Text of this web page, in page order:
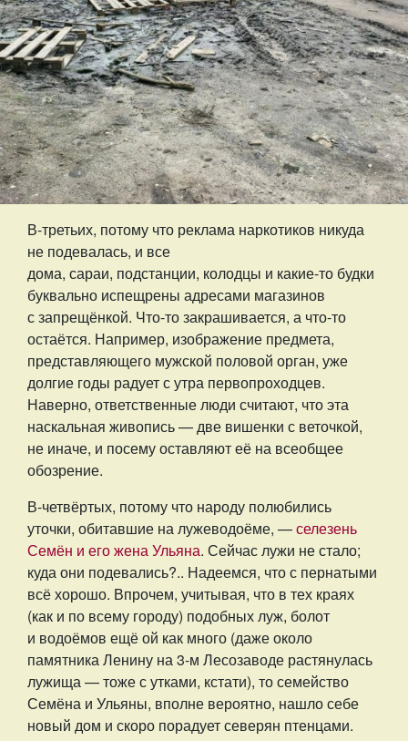
В-третьих, потому что реклама наркотиков никуда
не подевалась, и все
дома, сараи, подстанции, колодцы и какие-то будки
буквально испещрены адресами магазинов
с запрещёнкой. Что-то закрашивается, а что-то
остаётся. Например, изображение предмета,
представляющего мужской половой орган, уже
долгие годы радует с утра первопроходцев.
Наверно, ответственные люди считают, что эта
наскальная живопись — две вишенки с веточкой,
не иначе, и посему оставляют её на всеобщее
обозрение.
В-четвёртых, потому что народу полюбились
уточки, обитавшие на лужеводоёме, —селезень
Семён и его жена Ульяна. Сейчас лужи не стало;
куда они подевались?.. Надеемся, что с пернатыми
всё хорошо. Впрочем, учитывая, что в тех краях
(как и по всему городу) подобных луж, болот
и водоёмов ещё ой как много (даже около
памятника Ленину на 3-м Лесозаводе растянулась
лужища — тоже с утками, кстати), то семейство
Семёна и Ульяны, вполне вероятно, нашло себе
новый дом и скоро порадует северян птенцами.